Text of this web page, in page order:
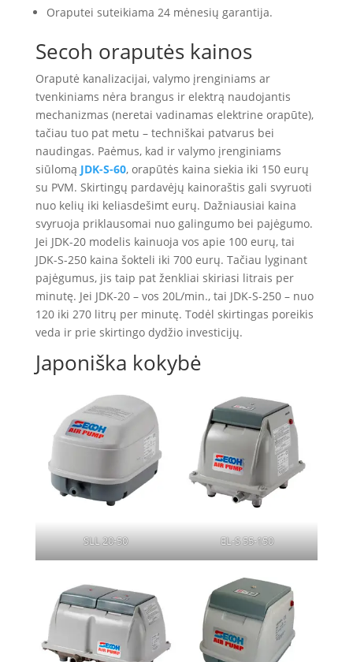
Oraputei suteikiama 24 mėnesių garantija.
Secoh oraputės kainos
Oraputė kanalizacijai, valymo įrenginiams ar
tvenkiniams nėra brangus ir elektrą naudojantis
mechanizmas (neretai vadinamas elektrine orapūte),
tačiau tuo pat metu – techniškai patvarus bei
naudingas. Paėmus, kad ir valymo įrenginiams
siūlomą JDK-S-60, orapūtės kaina siekia iki 150 eurų
su PVM. Skirtingų pardavėjų kainoraštis gali svyruoti
nuo kelių iki keliasdešimt eurų. Dažniausiai kaina
svyruoja priklausomai nuo galingumo bei pajėgumo.
Jei JDK-20 modelis kainuoja vos apie 100 eurų, tai
JDK-S-250 kaina šokteli iki 700 eurų. Tačiau lyginant
pajėgumus, jis taip pat ženkliai skiriasi litrais per
minutę. Jei JDK-20 – vos 20L/min., tai JDK-S-250 – nuo
120 iki 270 litrų per minutę. Todėl skirtingas poreikis
veda ir prie skirtingo dydžio investicijų.
Japoniška kokybė
SLL 20-50 EL-S 55-150